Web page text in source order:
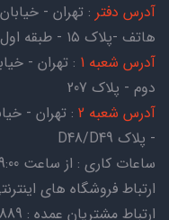
آدرس دفتر : تهران -
هاتف -پلاک ۱۵ - طبقه اول - واحد ۱
آدرس شعبه 1
: تهران -
دوم - پلاک 207
آدرس شعبه 2
: تهران -
- پلاک D48/D49
ساعات کاری : از ساعت 09:00 تا ساعت 18:00
ارتباط فروشگاه های اینترنتی و
ارتباط مشتریان عمده : 09029600889